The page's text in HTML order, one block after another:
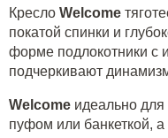
Кресло Welcome
покатой спинки и
форме подлокотники с
подчеркивают
Welcome идеально для
пуфом или банкеткой,